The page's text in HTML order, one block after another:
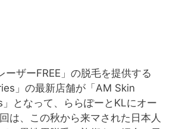
ーザーFREE」の脱毛を提供する
」の最新店舗が「AM Skin
となって、ららぽーとKLにオー
は、この秋から来マされた日本人